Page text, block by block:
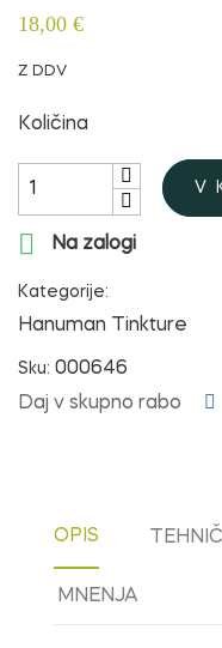
18,00 €
Z DDV
Količina
V

Na zalogi
Kategorije:
Hanuman Tinkture
Sku: 000646
Daj v skupno rabo
OPIS
MNENJA